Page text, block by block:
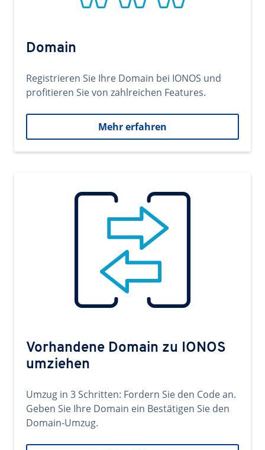
Domain
Registrieren Sie Ihre Domain bei IONOS und
profitieren Sie von zahlreichen Features.
Mehr erfahren
Vorhandene Domain zu IONOS
umziehen
Umzug in 3 Schritten: Fordern Sie den Code an.
Geben Sie Ihre Domain ein Bestätigen Sie den
Domain-Umzug.